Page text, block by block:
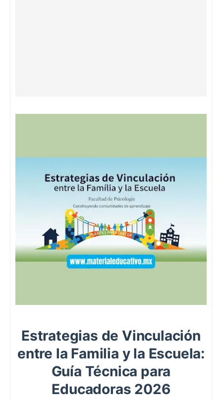
Estrategias de Vinculación
entre la Familia y la Escuela:
Guía Técnica para
Educadoras 2026